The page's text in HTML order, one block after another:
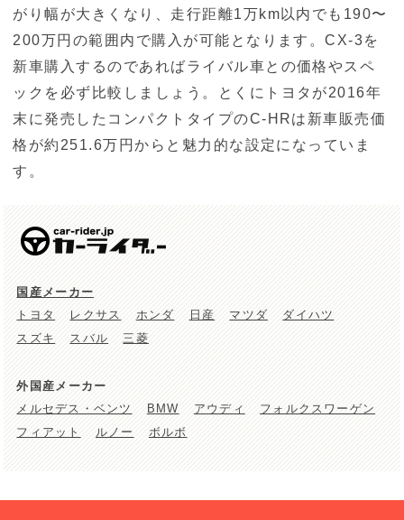
がり幅が大きくなり、走行距離1万km以内でも190〜
200万円の範囲内で購入が可能となります。CX-3を
新車購入するのであればライバル車との価格やスペ
ックを必ず比較しましょう。とくにトヨタが2016年
末に発売したコンパクトタイプのC-HRは新車販売価
格が約251.6万円からと魅力的な設定になっていま
す。
国産メーカー
トヨタ
レクサス ホンダ 日産 マツダ
ダイハツ
スズキ
スバル 三菱
外国産メーカー
メルセデス・ベンツ
BMW アウディ
フォルクスワーゲン
フィアット
ルノー ボルボ